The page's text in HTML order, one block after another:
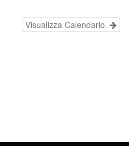
Visualizza Calendario.